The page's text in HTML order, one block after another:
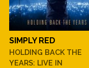
SIMPLY RED
HOLDING BACK THE
YEARS: LIVE IN